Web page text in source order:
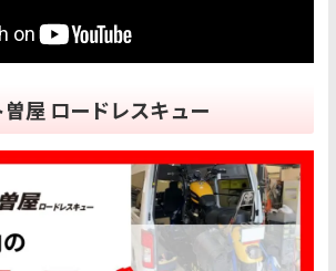
屋 ロードレスキュー